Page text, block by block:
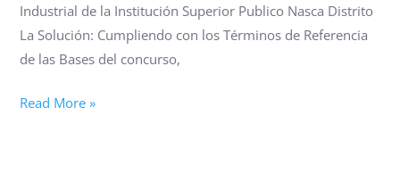
Industrial de la Institución Superior Publico Nasca Distrito
La Solución: Cumpliendo con los Términos de Referencia
de las Bases del concurso,
Read More »